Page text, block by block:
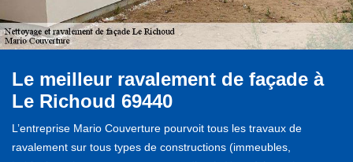
Le meilleur ravalement de façade à
Le Richoud 69440
L’entreprise Mario Couverture pourvoit tous les travaux de
ravalement sur tous types de constructions (immeubles,